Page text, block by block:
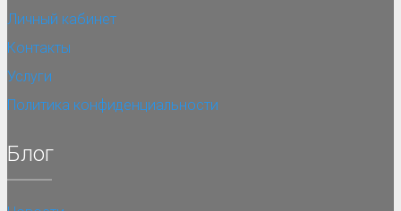
Личный кабинет
Контакты
Услуги
Политика конфиденциальности
Блог